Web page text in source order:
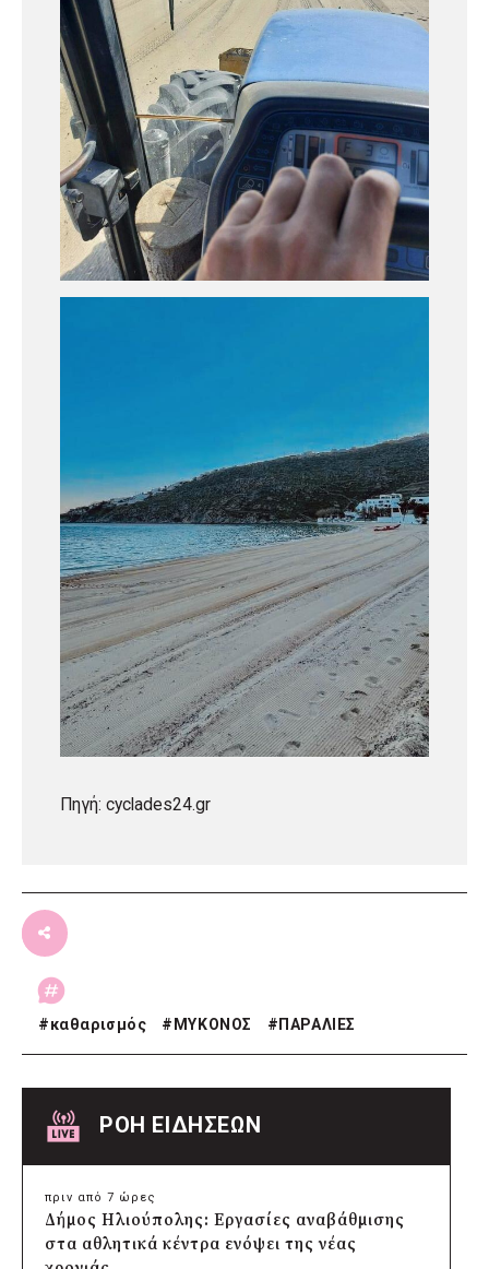
Πηγή: cyclades24.gr
#καθαρισμός # ΜΥΚΟΝΟΣ # ΠΑΡΑΛΙΕΣ
ΡΟΗ ΕΙΔΗΣΕΩΝ
πριν από 7 ώρες
Δήμος Ηλιούπολης: Εργασίες αναβάθμισης
στα αθλητικά κέντρα ενόψει της νέας